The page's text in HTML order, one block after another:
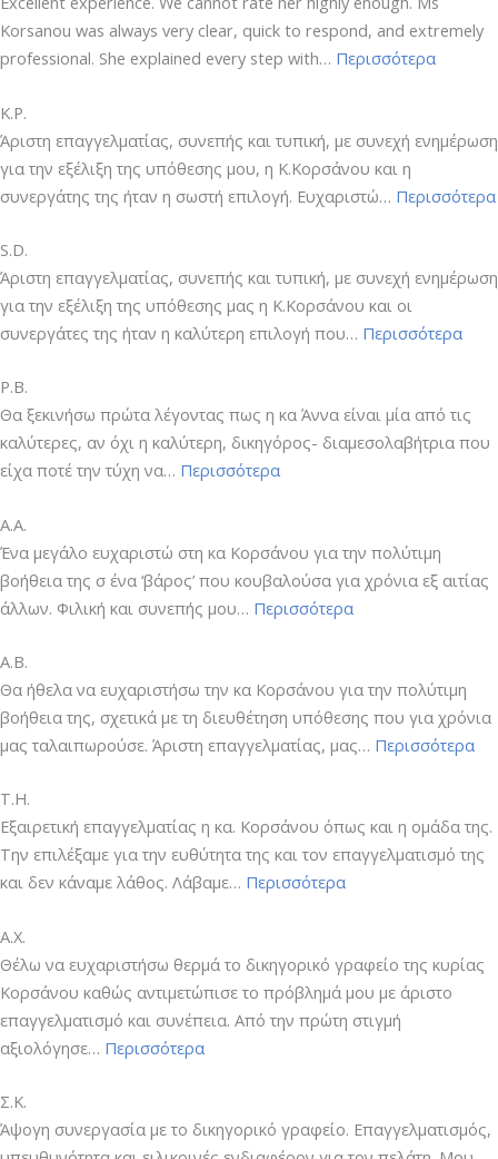
Korsanou was always very clear, quick to respond, and extremely
professional. She explained every step with… Περισσότερα“EFI”
Κ.Ρ.
Άριστη επαγγελματίας, συνεπής και τυπική, με συνεχή ενημέρωση
για την εξέλιξη της υπόθεσης μου, η Κ.Κορσάνου και η
συνεργάτης της ήταν η σωστή επιλογή. Ευχαριστώ… Περισσότερα
S.D.
Άριστη επαγγελματίας, συνεπής και τυπική, με συνεχή ενημέρωση
για την εξέλιξη της υπόθεσης μας η Κ.Κορσάνου και οι
συνεργάτες της ήταν η καλύτερη επιλογή που… Περισσότερα
P.B.
Θα ξεκινήσω πρώτα λέγοντας πως η κα Άννα είναι μία από τις
καλύτερες, αν όχι η καλύτερη, δικηγόρος- διαμεσολαβήτρια που
είχα ποτέ την τύχη να… Περισσότερα“P.B.”
Α.Α.
Ένα μεγάλο ευχαριστώ στη κα Κορσάνου για την πολύτιμη
βοήθεια της σ ένα ‘βάρος’ που κουβαλούσα για χρόνια εξ αιτίας
άλλων. Φιλική και συνεπής μου… Περισσότερα“Α.Α.”
A.B.
Θα ήθελα να ευχαριστήσω την κα Κορσάνου για την πολύτιμη
βοήθεια της, σχετικά με τη διευθέτηση υπόθεσης που για χρόνια
μας ταλαιπωρούσε. Άριστη επαγγελματίας, μας… Περισσότερα
Τ.Η.
Εξαιρετική επαγγελματίας η κα. Κορσάνου όπως και η ομάδα της.
Την επιλέξαμε για την ευθύτητα της και τον επαγγελματισμό της
και δεν κάναμε λάθος. Λάβαμε… Περισσότερα“Τ.Η.”
Α.Χ.
Θέλω να ευχαριστήσω θερμά το δικηγορικό γραφείο της κυρίας
Κορσάνου καθώς αντιμετώπισε το πρόβλημά μου με άριστο
επαγγελματισμό και συνέπεια. Από την πρώτη στιγμή
αξιολόγησε… Περισσότερα“Α.Χ.”
Σ.Κ.
Άψογη συνεργασία με το δικηγορικό γραφείο. Επαγγελματισμός,